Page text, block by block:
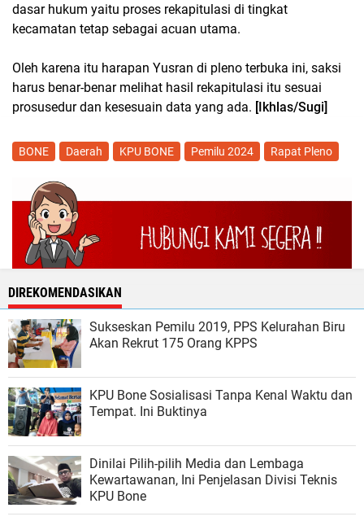
dasar hukum yaitu proses rekapitulasi di tingkat
kecamatan tetap sebagai acuan utama.
Oleh karena itu harapan Yusran di pleno terbuka ini, saksi
harus benar-benar melihat hasil rekapitulasi itu sesuai
prosusedur dan kesesuain data yang ada. [Ikhlas/Sugi]
BONE Daerah KPU BONE Pemilu 2024 Rapat Pleno
DIREKOMENDASIKAN
Sukseskan Pemilu 2019, PPS Kelurahan Biru
Akan Rekrut 175 Orang KPPS
KPU Bone Sosialisasi Tanpa Kenal Waktu dan
Tempat. Ini Buktinya
Dinilai Pilih-pilih Media dan Lembaga
Kewartawanan, Ini Penjelasan Divisi Teknis
KPU Bone